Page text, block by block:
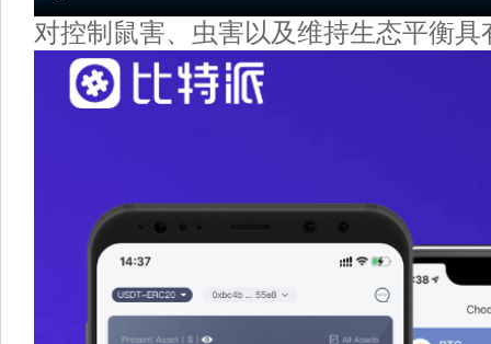
对控制鼠害、虫害以及维持生态平衡具